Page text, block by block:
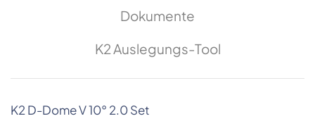
Dokumente
K2 Auslegungs-Tool
K2 D-Dome V 10° 2.0 Set